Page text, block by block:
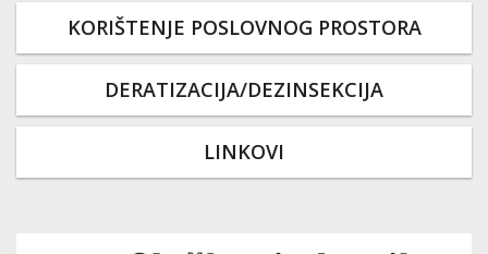
KORIŠTENJE POSLOVNOG PROSTORA
DERATIZACIJA/DEZINSEKCIJA
LINKOVI